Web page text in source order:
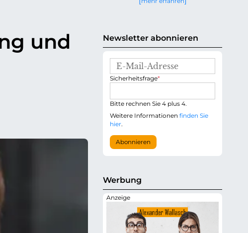
und
Newsletter abonnieren
M
l
-
A
r
e
P
i
c
h
t
f
e
Sicherheitsfrage*
Bitte rechnen Sie 4 plus 4.
Weitere Informationen finden Sie
hier.
Abonnieren
Werbung